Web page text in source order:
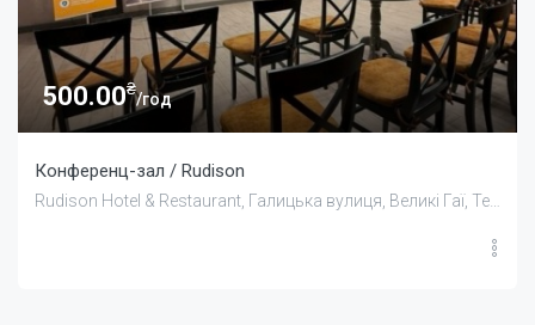
500.00₴
/год
Конференц-зал / Rudison
Rudison Hotel & Restaurant, Галицька вулиця, Великі Гаї, Тернопільська область, Україна